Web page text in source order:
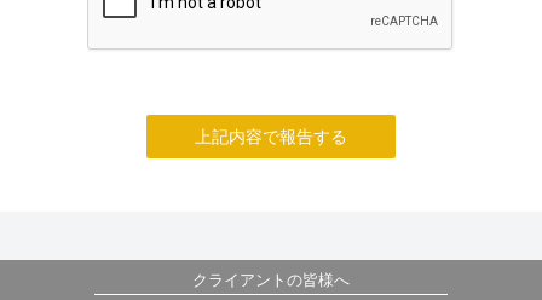
上記内容で報告する
クライアントの皆様へ